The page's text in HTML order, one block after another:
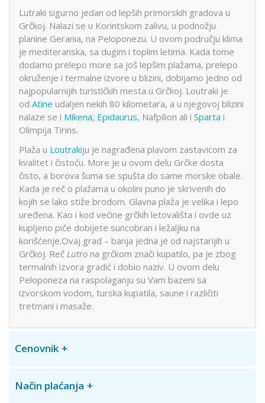
Lutraki sigurno jedan od lepših primorskih gradova u
Grčkoj. Nalazi se u Korintskom zalivu, u podnožju
planine Gerania, na Peloponezu. U ovom području klima
je mediteranska, sa dugim i toplim letima. Kada tome
dodamo prelepo more sa još lepšim plažama, prelepo
okruženje i termalne izvore u blizini, dobijamo jedno od
najpopularnijih turističkih mesta u Grčkoj. Loutraki je
od Atine udaljen nekih 80 kilometara, a u njegovoj blizini
nalaze se i Mikena, Epidaurus, Nafpilion ali i Sparta i
Olimpija Tirins.
Plaža u Loutrakiju je nagrađena plavom zastavicom za
kvalitet i čistoću. More je u ovom delu Grčke dosta
čisto, a borova šuma se spušta do same morske obale.
Kada je reč o plažama u okolini puno je skrivenih do
kojih se lako stiže brodom. Glavna plaža je velika i lepo
uređena. Kao i kod većine grčkih letovališta i ovde uz
kupljeno piće dobijete suncobran i ležaljku na
korišćenje.Ovaj grad – banja jedna je od najstarijih u
Grčkoj. Reč Lutro na grčkom znači kupatilo, pa je zbog
termalnih izvora gradić i dobio naziv. U ovom delu
Peloponeza na raspolaganju su Vam bazeni sa
izvorskom vodom, turska kupatila, saune i različiti
tretmani i masaže.
Cenovnik
Način plaćanja